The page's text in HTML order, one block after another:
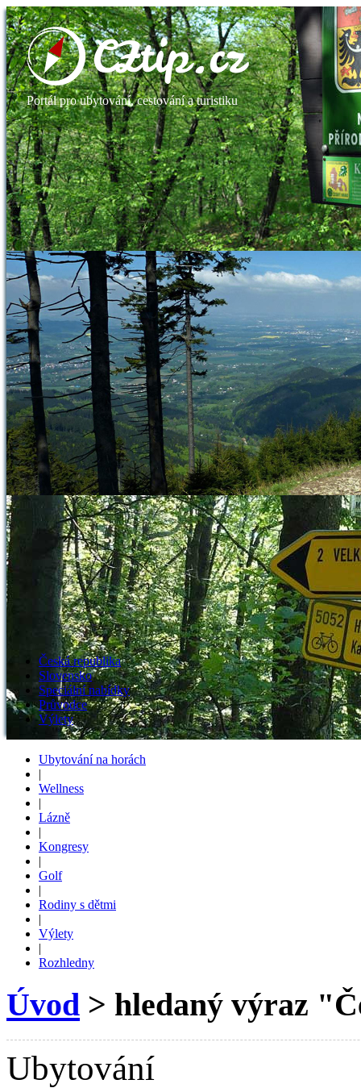
Portál pro ubytování, cestování a turistiku
Česká republika
Slovensko
Speciální nabídky
Průvodce
Výlety
Ubytování na horách
|
Wellness
|
Lázně
|
Kongresy
|
Golf
|
Rodiny s dětmi
|
Výlety
|
Rozhledny
Úvod > hledaný výraz
Ubytování